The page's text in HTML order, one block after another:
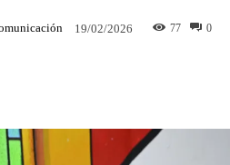
19/02/2026 0
77